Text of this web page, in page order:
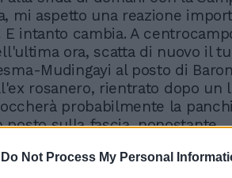
Do Not Process My Personal
mi aspetto una reazione
E intanto cambia. A
ora, scatta di nuovo il
Mudingayi al posto di
rosanero, rientrato dopo un
probabilmente la
posto sulla fascia, nonostante
contrasto assolutamente
Rudy Giuliani a